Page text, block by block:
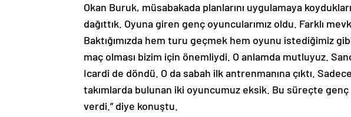
Okan Buruk, müsabakada planlarını uygulamaya
dağıttık. Oyuna giren genç oyuncularımız oldu. Farklı
Baktığımızda hem turu geçmek hem oyunu istediğimiz
maç olması bizim için önemliydi. O anlamda mutluyuz.
Icardi de döndü. O da sabah ilk antrenmanına çıktı.
takımlarda bulunan iki oyuncumuz eksik. Bu süreçte
verdi.” diye konuştu.